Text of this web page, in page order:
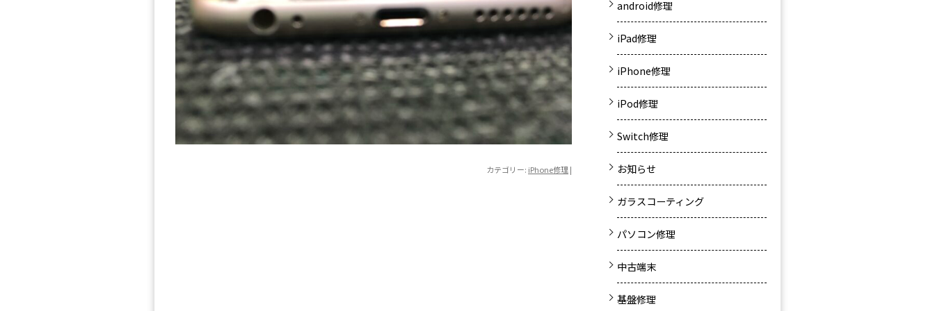
カテゴリー: iPhone修理|
android修理
iPad修理
iPhone修理
iPod修理
Switch修理
お知らせ
ガラスコーティング
パソコン修理
中古端末
基盤修理